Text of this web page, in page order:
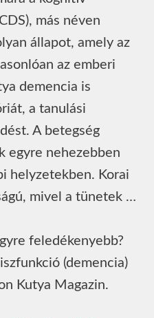
más néven
állapot, amely az
az emberi
demencia is
a tanulási
A betegség
egyre nehezebben
helyzetekben. Korai
mivel a tünetek …
feledékenyebb?
(demencia)
Kutya Magazin.